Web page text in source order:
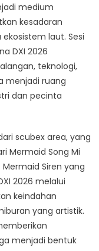
medium
kesadaran
laut. Sesi
DXI 2026
teknologi,
menjadi ruang
dan pecinta
scubex area, yang
Mermaid Song Mi
Siren yang
2026 melalui
keindahan
yang artistik.
menjadi bentuk